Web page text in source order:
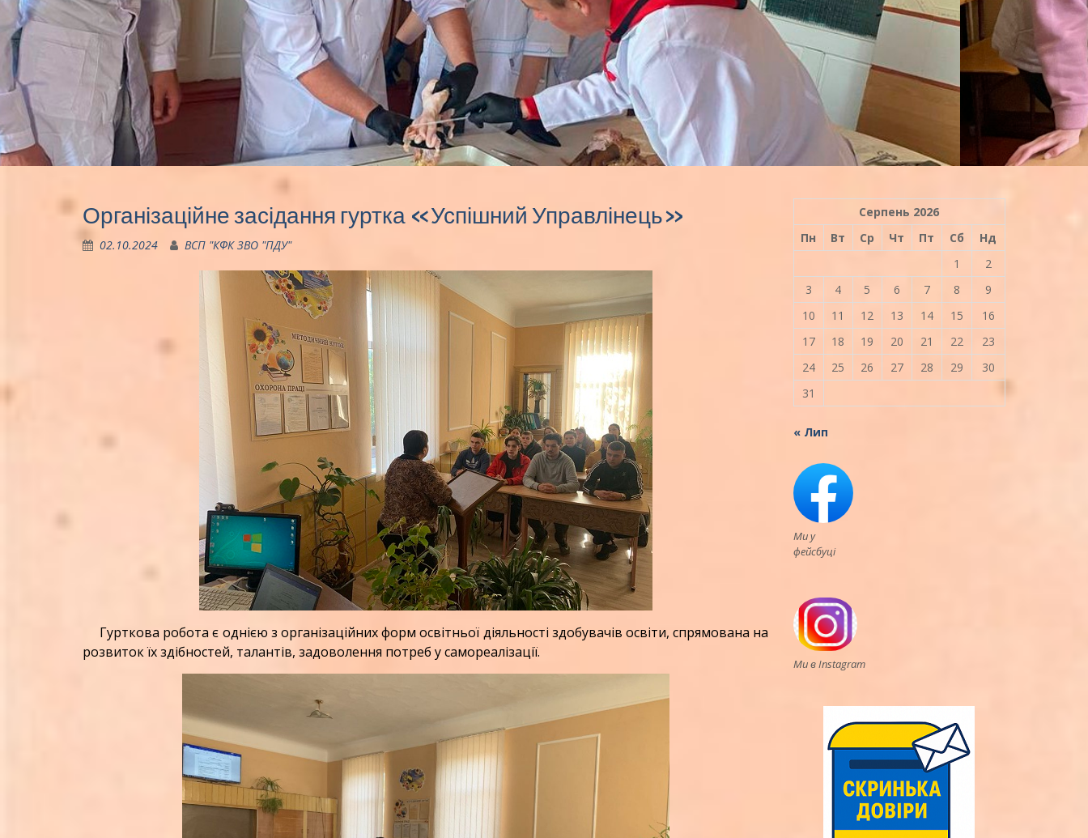
Організаційне засідання гуртка «Успішний Управлінець»
02.10.2024 ВСП "КФК ЗВО "ПДУ"
Гурткова робота є однією з організаційних форм освітньої діяльності здобувачів освіти, спрямована на
розвиток їх здібностей, талантів, задоволення потреб у самореалізації.
Серпень 2026
Пн
Вт Ср Чт Пт Сб
Нд
1
2
3
4 5 6 7 8
9
10
11 12 13 14 15
16
17
18 19 20 21 22
23
24
25 26 27 28 29
30
31
« Лип
Ми у
фейсбуці
Ми в Instagram